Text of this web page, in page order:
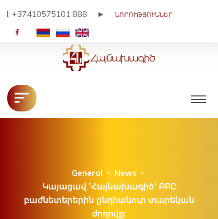
+37410575101 888 ► ՆՈՐՈՒԹՅՈՒՆՆԵՐ
HY RU EN
General
News
Կայացավ ՙՀայնախագիծ՚ ԲԲԸ
բաժնետերերին ընդհանուր տարեկան
ժողովը: